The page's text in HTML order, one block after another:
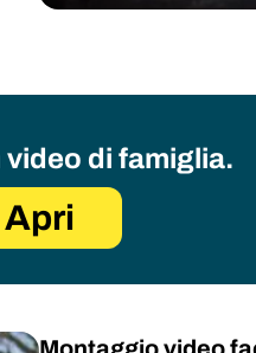
video di famiglia.
Apri